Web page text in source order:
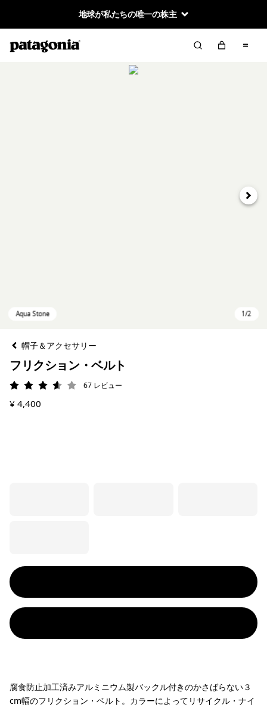
地球が私たちの唯一の株主
次へ
帽子＆アクセサリー
フリクション・ベルト
評価: 3.6 / 5
67 レビュー
¥ 4,400
腐食防止加工済みアルミニウム製バックル付きのかさばらない３
cm幅のフリクション・ベルト。カラーによってリサイクル・ナイ